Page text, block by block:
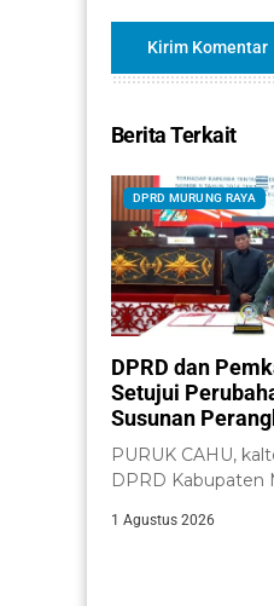
Berita Terkait
DPRD MURUNG RAYA
DPRD dan
Setujui
Susunan
PURUK CAHU,
DPRD Kabupaten
Murung...
1 Agustus 2026